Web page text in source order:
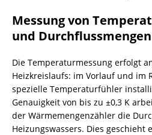
Messung von
und Durchflussmengen
Die Temperaturmessung erfolgt
Heizkreislaufs: im Vorlauf und im
spezielle Temperaturfühler
Genauigkeit von bis zu ±0,3 K
der Wärmemengenzähler die
Heizungswassers. Dies geschieht